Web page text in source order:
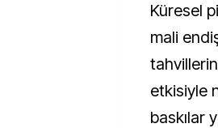
Küresel piyasalar, ABD ekonomisine dair artan
mali
etkisiyle
baskılar